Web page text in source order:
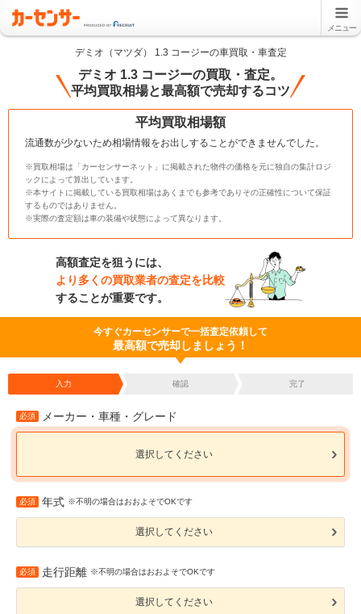
メニュー
デミオ（マツダ） 1.3 コージーの車買取・車査定
デミオ 1.3 コージーの買取・査定。
平均買取相場と最高額で売却するコツ
平均買取相場額
流通数が少ないため相場情報をお出しすることができませんでした。
※買取相場は「カーセンサーネット」に掲載された物件の価格を元に独自の集計ロジ
ックによって算出しています。
※本サイトに掲載している買取相場はあくまでも参考でありその正確性について保証
するものではありません。
※実際の査定額は車の装備や状態によって異なります。
高額査定を狙うには、
より多くの買取業者の査定を比較
することが重要です。
今すぐカーセンサーで一括査定依頼して
最高額で売却しましょう！
入力 確認 完了
必須 メーカー・車種・グレード
選択してください
必須 年式 ※不明の場合はおおよそでOKです
選択してください
必須 走行距離 ※不明の場合はおおよそでOKです
選択してください